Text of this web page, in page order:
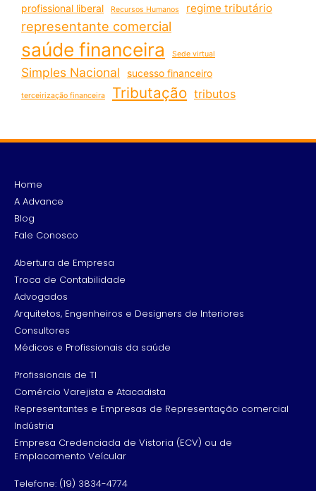
profissional liberal Recursos Humanos regime tributário
representante comercial
saúde financeira Sede virtual
Simples Nacional sucesso financeiro
terceirização financeira Tributação tributos
Home
A Advance
Blog
Fale Conosco
Abertura de Empresa
Troca de Contabilidade
Advogados
Arquitetos, Engenheiros e Designers de Interiores
Consultores
Médicos e Profissionais da saúde
Profissionais de TI
Comércio Varejista e Atacadista
Representantes e Empresas de Representação comercial
Indústria
Empresa Credenciada de Vistoria (ECV) ou de
Emplacamento Veícular
Telefone: (19) 3834-4774